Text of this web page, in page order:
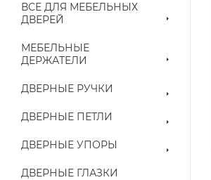
ВСЕ ДЛЯ МЕБЕЛЬНЫХ
ДВЕРЕЙ
МЕБЕЛЬНЫЕ
ДЕРЖАТЕЛИ
ДВЕРНЫЕ РУЧКИ
ДВЕРНЫЕ ПЕТЛИ
ДВЕРНЫЕ УПОРЫ
ДВЕРНЫЕ ГЛАЗКИ